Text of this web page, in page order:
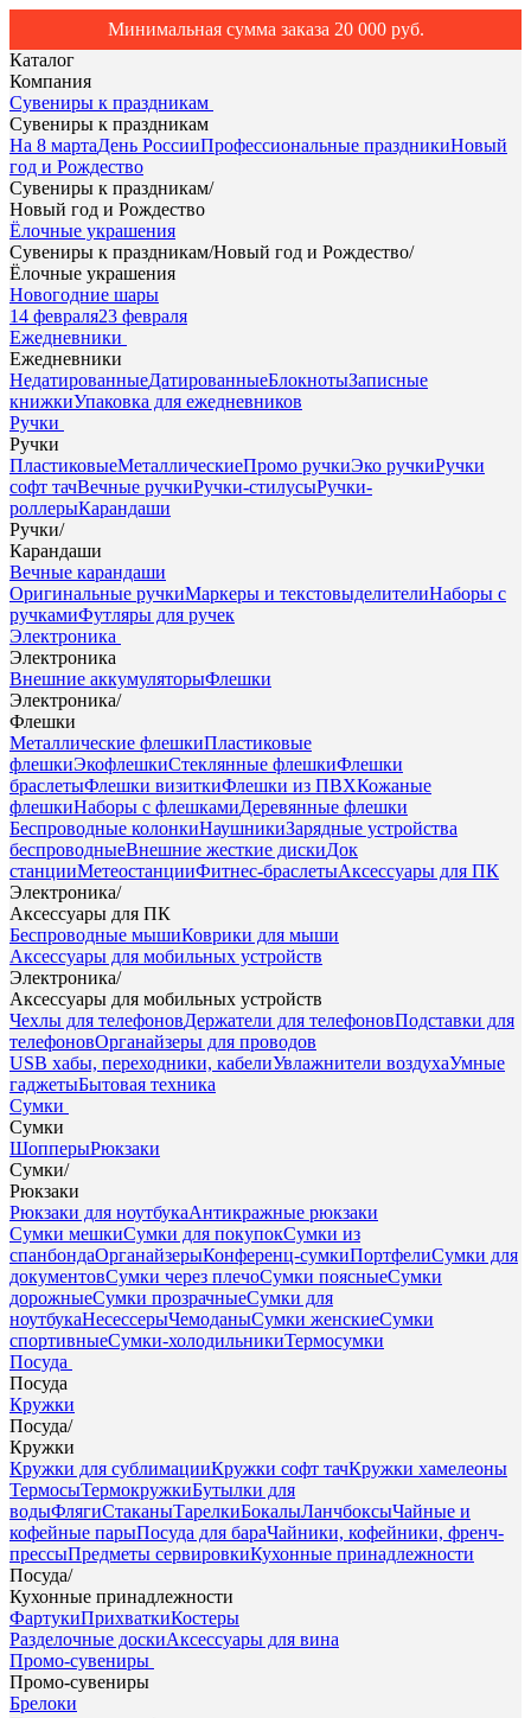
Минимальная сумма заказа 20 000 руб.
Каталог
Компания
Сувениры к праздникам
Сувениры к праздникам
На 8 мартаДень РоссииПрофессиональные праздникиНовый
год и Рождество
Сувениры к праздникам/
Новый год и Рождество
Ёлочные украшения
Сувениры к праздникам/Новый год и Рождество/
Ёлочные украшения
Новогодние шары
14 февраля23 февраля
Ежедневники
Ежедневники
НедатированныеДатированныеБлокнотыЗаписные
книжкиУпаковка для ежедневников
Ручки
Ручки
ПластиковыеМеталлическиеПромо ручкиЭко ручкиРучки
софт тачВечные ручкиРучки-стилусыРучки-
роллерыКарандаши
Ручки/
Карандаши
Вечные карандаши
Оригинальные ручкиМаркеры и текстовыделителиНаборы с
ручкамиФутляры для ручек
Электроника
Электроника
Внешние аккумуляторыФлешки
Электроника/
Флешки
Металлические флешкиПластиковые
флешкиЭкофлешкиСтеклянные флешкиФлешки
браслетыФлешки визиткиФлешки из ПВХКожаные
флешкиНаборы с флешкамиДеревянные флешки
Беспроводные колонкиНаушникиЗарядные устройства
беспроводныеВнешние жесткие дискиДок
станцииМетеостанцииФитнес-браслетыАксессуары для ПК
Электроника/
Аксессуары для ПК
Беспроводные мышиКоврики для мыши
Аксессуары для мобильных устройств
Электроника/
Аксессуары для мобильных устройств
Чехлы для телефоновДержатели для телефоновПодставки для
телефоновОрганайзеры для проводов
USB хабы, переходники, кабелиУвлажнители воздухаУмные
гаджетыБытовая техника
Сумки
Сумки
ШопперыРюкзаки
Сумки/
Рюкзаки
Рюкзаки для ноутбукаАнтикражные рюкзаки
Сумки мешкиСумки для покупокСумки из
спанбондаОрганайзерыКонференц-сумкиПортфелиСумки для
документовСумки через плечоСумки поясныеСумки
дорожныеСумки прозрачныеСумки для
ноутбукаНесессерыЧемоданыСумки женскиеСумки
спортивныеСумки-холодильникиТермосумки
Посуда
Посуда
Кружки
Посуда/
Кружки
Кружки для сублимацииКружки софт тачКружки хамелеоны
ТермосыТермокружкиБутылки для
водыФлягиСтаканыТарелкиБокалыЛанчбоксыЧайные и
кофейные парыПосуда для бараЧайники, кофейники, френч-
прессыПредметы сервировкиКухонные принадлежности
Посуда/
Кухонные принадлежности
ФартукиПрихваткиКостеры
Разделочные доскиАксессуары для вина
Промо-сувениры
Промо-сувениры
Брелоки